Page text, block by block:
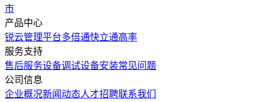
市
产品中心
锐云管理平台多倍通快立通高率
服务支持
售后服务设备调试设备安装常见问题
公司信息
企业概况新闻动态人才招聘联系我们